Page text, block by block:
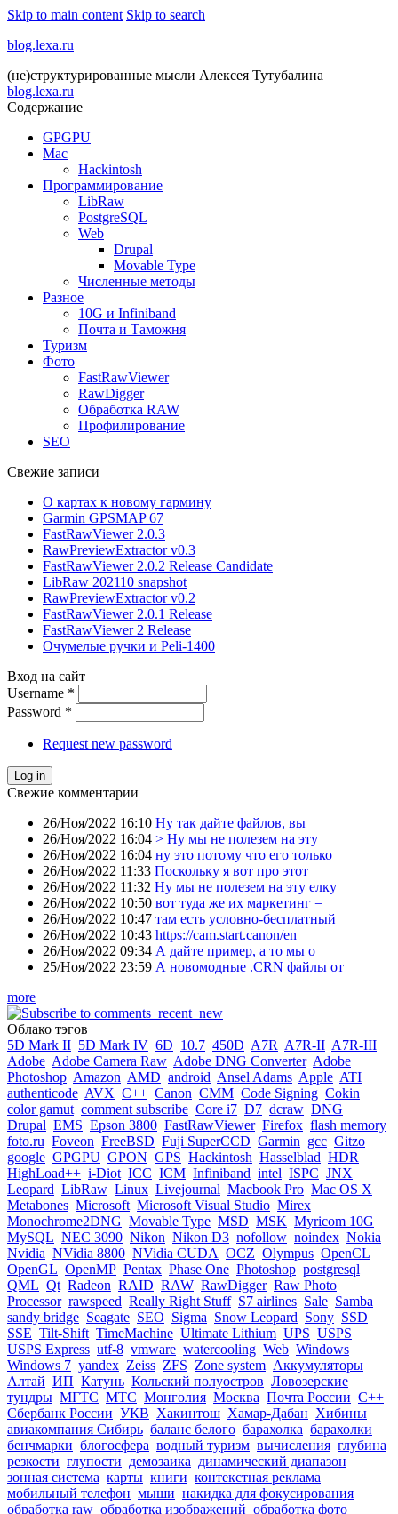
Skip to main content Skip to search
blog.lexa.ru
(не)структурированные мысли Алексея Тутубалина
blog.lexa.ru
Содержание
GPGPU
Mac
Hackintosh
Программирование
LibRaw
PostgreSQL
Web
Drupal
Movable Type
Численные методы
Разное
10G и Infiniband
Почта и Таможня
Туризм
Фото
FastRawViewer
RawDigger
Обработка RAW
Профилирование
SEO
Свежие записи
О картах к новому гармину
Garmin GPSMAP 67
FastRawViewer 2.0.3
RawPreviewExtractor v0.3
FastRawViewer 2.0.2 Release Candidate
LibRaw 202110 snapshot
RawPreviewExtractor v0.2
FastRawViewer 2.0.1 Release
FastRawViewer 2 Release
Очумелые ручки и Peli-1400
Вход на сайт
Username *
Password *
Request new password
Свежие комментарии
26/Ноя/2022 16:10 Ну так дайте файлов, вы
26/Ноя/2022 16:04 > Ну мы не полезем на эту
26/Ноя/2022 16:04 ну это потому что его только
26/Ноя/2022 11:33 Поскольку я вот про этот
26/Ноя/2022 11:32 Ну мы не полезем на эту елку
26/Ноя/2022 10:50 вот туда же их маркетинг =
26/Ноя/2022 10:47 там есть условно-бесплатный
26/Ноя/2022 10:43 https://cam.start.canon/en
26/Ноя/2022 09:34 А дайте пример, а то мы о
25/Ноя/2022 23:59 А новомодные .CRN файлы от
more
Облако тэгов
5D Mark II 5D Mark IV 6D 10.7 450D A7R A7R-II A7R-III
Adobe Adobe Camera Raw Adobe DNG Converter Adobe
Photoshop Amazon AMD android Ansel Adams Apple ATI
authenticode AVX C++ Canon CMM Code Signing Cokin
color gamut comment subscribe Core i7 D7 dcraw DNG
Drupal EMS Epson 3800 FastRawViewer Firefox flash memory
foto.ru Foveon FreeBSD Fuji SuperCCD Garmin gcc Gitzo
google GPGPU GPON GPS Hackintosh Hasselblad HDR
HighLoad++ i-Diot ICC ICM Infiniband intel ISPC JNX
Leopard LibRaw Linux Livejournal Macbook Pro Mac OS X
Metabones Microsoft Microsoft Visual Studio Mirex
Monochrome2DNG Movable Type MSD MSK Myricom 10G
MySQL NEC 3090 Nikon Nikon D3 nofollow noindex Nokia
Nvidia NVidia 8800 NVidia CUDA OCZ Olympus OpenCL
OpenGL OpenMP Pentax Phase One Photoshop postgresql
QML Qt Radeon RAID RAW RawDigger Raw Photo
Processor rawspeed Really Right Stuff S7 airlines Sale Samba
sandy bridge Seagate SEO Sigma Snow Leopard Sony SSD
SSE Tilt-Shift TimeMachine Ultimate Lithium UPS USPS
USPS Express utf-8 vmware watercooling Web Windows
Windows 7 yandex Zeiss ZFS Zone system Аккумуляторы
Алтай ИП Катунь Кольский полуостров Ловозерские
тундры МГТС МТС Монголия Москва Почта России С++
Сбербанк России УКВ Хакинтош Хамар-Дабан Хибины
авиакомпания Сибирь баланс белого барахолка барахолки
бенчмарки блогосфера водный туризм вычисления глубина
резкости глупости демозаика динамический диапазон
зонная система карты книги контекстная реклама
мобильный телефон мыши накидка для фокусирования
обработка raw обработка изображений обработка фото